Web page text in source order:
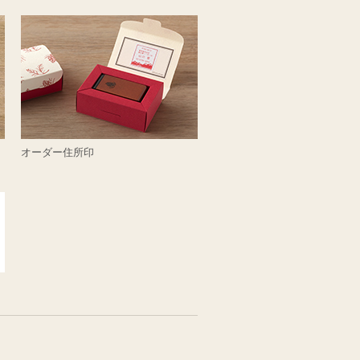
オーダー住所印